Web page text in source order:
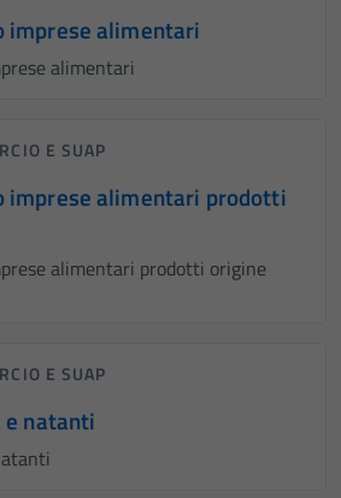
imprese alimentari
alimentari
E SUAP
imprese alimentari prodotti
alimentari prodotti origine
E SUAP
e natanti